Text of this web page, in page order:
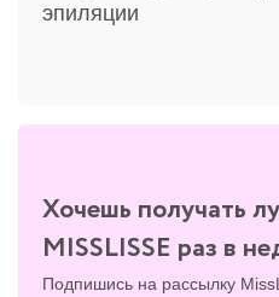
эпиляции
Хочешь получать
MISSLISSE раз в
Подпишись на рассылку